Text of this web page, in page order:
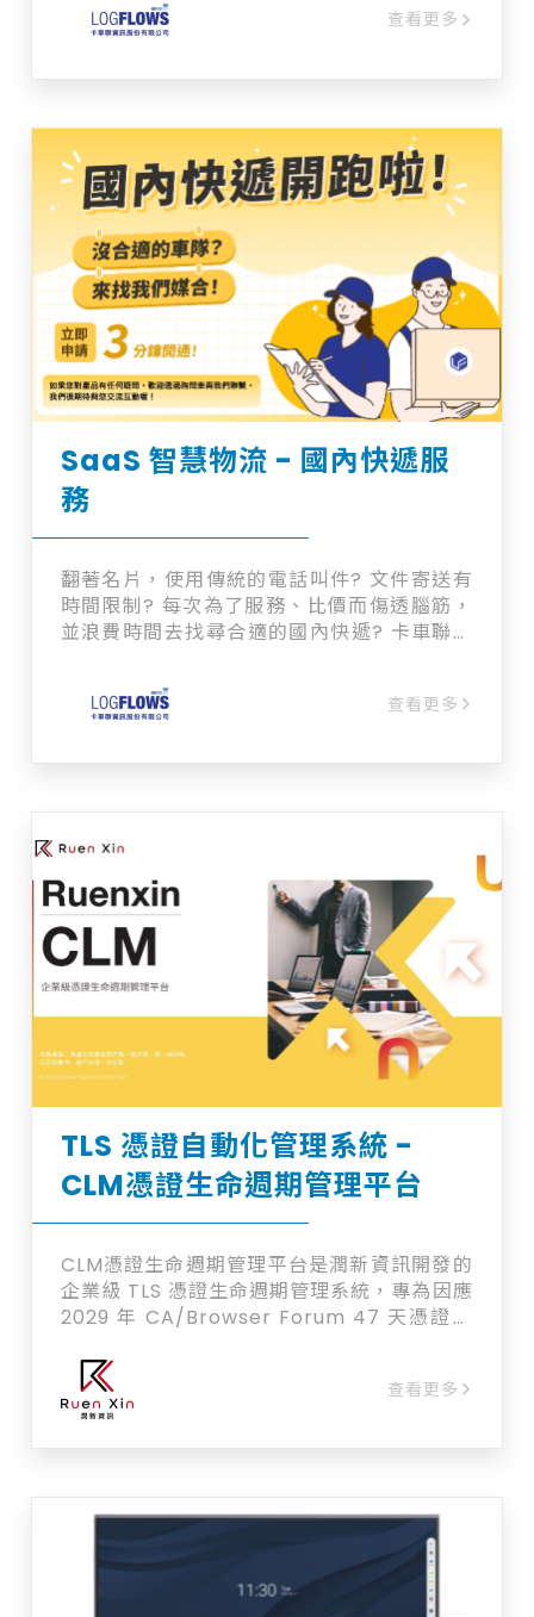
的支持與建議。 ✔ 歡迎體驗與使用 先構技研
技術的進一步發展，先構將持續更新AI助理功
能與效率，提供智能化、高效能的技術支持，
成為企業不可或缺的工作夥伴。 立即體驗AI助
理工程師，歡迎透過詢問車洽詢!
將您的司機、分包商、客戶聚集在一個共享的
查看更多
SaaS 智慧物流 - 國內快遞服
務
翻著名片，使用傳統的電話叫件? 文件寄送有
時間限制? 每次為了服務、比價而傷透腦筋，
並浪費時間去找尋合適的國內快遞? 卡車聯推
提供以下優勢： 1. 及時送達 透過專業的車
隊，提供高效率且快速的送件服務，確保您的
心的服務，確保您的文件安全送達。 立即體驗
**嚐鮮價$9,990/年，原價$15,000**
查看更多
TLS 憑證自動化管理系統 -
CLM憑證生命週期管理平台
CLM憑證生命週期管理平台是潤新資訊開發的
企業級 TLS 憑證生命週期管理系統，專為因應
2029 年 CA/Browser Forum 47 天憑證效
平衡器、多網域憑證，以及需符合 ISO 27001
內控稽核的中大型企業。 【為什麼現在要導
入？】 CA/Browser Forum Ballot SC-081
（DCV）重複使用期限更縮短至僅 10 天，人
工作業幾乎無法承受。 【企業面臨三大管理危
查看更多